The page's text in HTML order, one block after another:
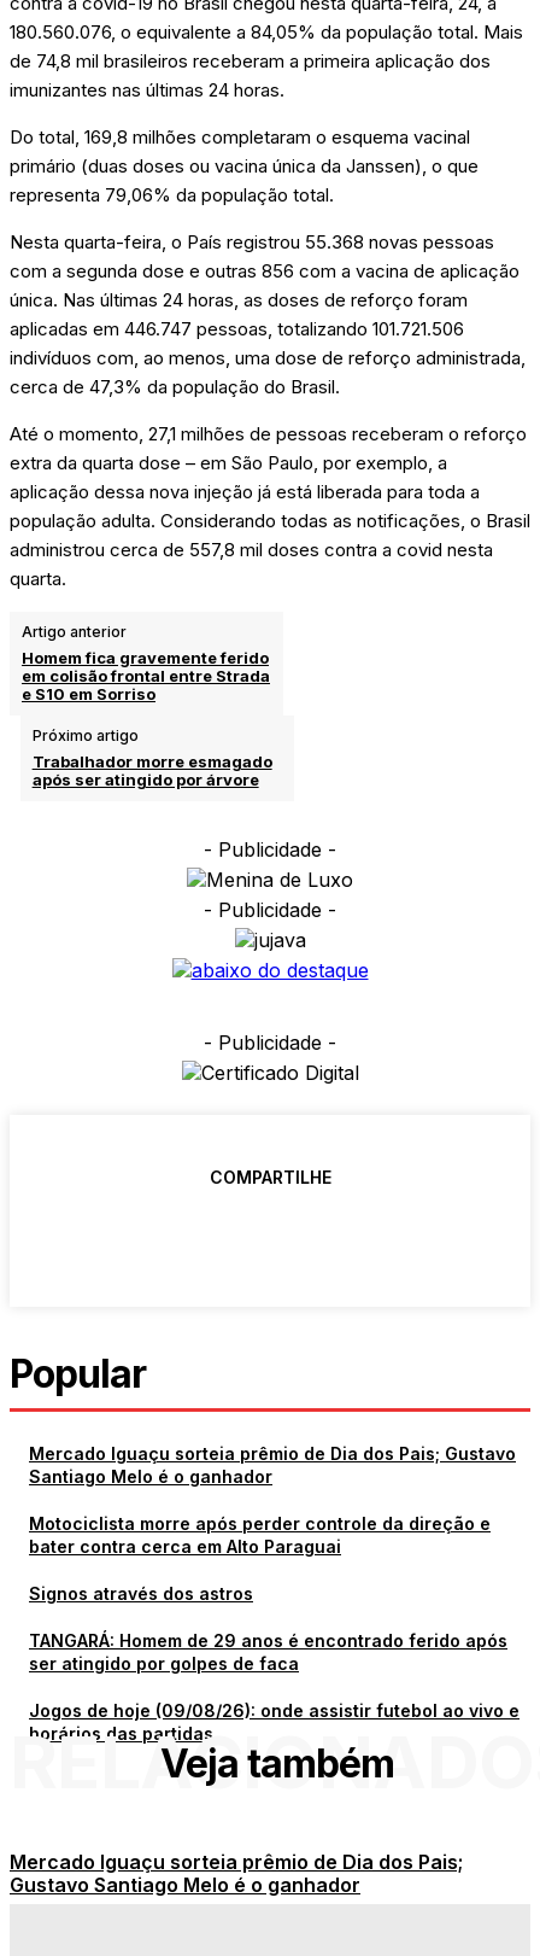
180.560.076, o equivalente a 84,05% da população total. Mais
de 74,8 mil brasileiros receberam a primeira aplicação dos
imunizantes nas últimas 24 horas.
Do total, 169,8 milhões completaram o esquema vacinal
primário (duas doses ou vacina única da Janssen), o que
representa 79,06% da população total.
Nesta quarta-feira, o País registrou 55.368 novas pessoas
com a segunda dose e outras 856 com a vacina de aplicação
única. Nas últimas 24 horas, as doses de reforço foram
aplicadas em 446.747 pessoas, totalizando 101.721.506
indivíduos com, ao menos, uma dose de reforço administrada,
cerca de 47,3% da população do Brasil.
Até o momento, 27,1 milhões de pessoas receberam o reforço
extra da quarta dose – em São Paulo, por exemplo, a
aplicação dessa nova injeção já está liberada para toda a
população adulta. Considerando todas as notificações, o Brasil
administrou cerca de 557,8 mil doses contra a covid nesta
quarta.
Artigo anterior
Homem fica gravemente ferido
em colisão frontal entre Strada
e S10 em Sorriso
Próximo artigo
Trabalhador morre esmagado
após ser atingido por árvore
- Publicidade -
- Publicidade -
- Publicidade -
COMPARTILHE
Popular
Mercado Iguaçu sorteia prêmio de Dia dos Pais; Gustavo
Santiago Melo é o ganhador
Motociclista morre após perder controle da direção e
bater contra cerca em Alto Paraguai
Signos através dos astros
TANGARÁ: Homem de 29 anos é encontrado ferido após
ser atingido por golpes de faca
Jogos de hoje (09/08/26): onde assistir futebol ao vivo e
horários das partidas
Veja também
Mercado Iguaçu sorteia prêmio de Dia dos Pais;
Gustavo Santiago Melo é o ganhador